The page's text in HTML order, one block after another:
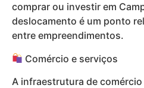
comprar ou investir em
deslocamento é um ponto
entre empreendimentos.
Comércio e serviços
A infraestrutura de